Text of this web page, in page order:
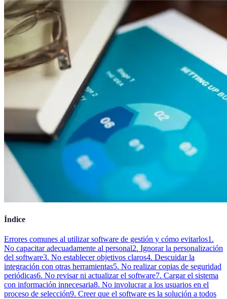
Índice
Errores comunes al utilizar software de gestión y cómo evitarlos1.
No capacitar adecuadamente al personal2. Ignorar la personalización
del software3. No establecer objetivos claros4. Descuidar la
integración con otras herramientas5. No realizar copias de seguridad
periódicas6. No revisar ni actualizar el software7. Cargar el sistema
con información innecesaria8. No involucrar a los usuarios en el
proceso de selección9. Creer que el software es la solución a todos